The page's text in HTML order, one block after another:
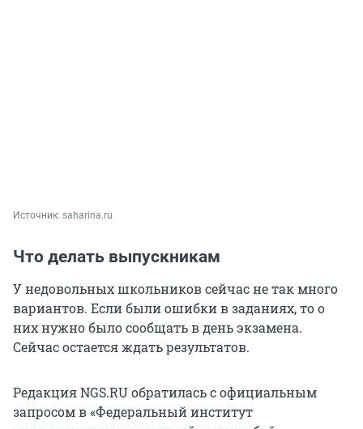
Источник: saharina.ru
Что делать выпускникам
У недовольных школьников сейчас не так много
вариантов. Если были ошибки в заданиях, то о
них нужно было сообщать в день экзамена.
Сейчас остается ждать результатов.
Редакция NGS.RU обратилась с официальным
запросом в «Федеральный институт